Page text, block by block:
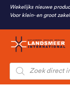
Wekelijks nieuwe
Voor klein- en groot
Producten
zoeken